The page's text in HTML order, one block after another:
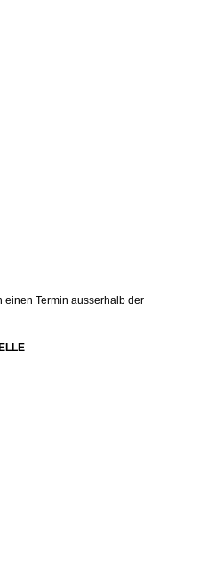
einen Termin ausserhalb der